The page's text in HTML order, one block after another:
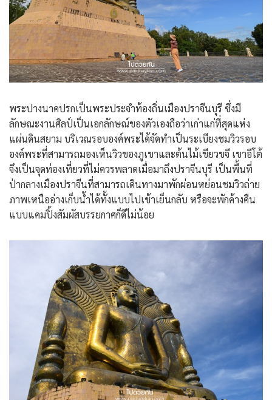
พระปางนาคปรกเป็นพระประจำท้องถิ่นเมืองปราจีนบุรี ซึ่งมี
ลักษณะงานศิลป์เป็นเอกลักษณ์ของตัวเองถือว่าเก่าแก่ที่สุดแห่ง
แผ่นดินสยาม บริเวณรอบองค์พระได้จัดทำเป็นระเบียงชมวิวรอบ
องค์พระที่สามารถมองเห็นวิวของภูเขาและต้นไม้เขียวขจี เขาอีโต้
จึงเป็นจุดท่องเที่ยวที่ไม่ควรพลาดเมื่อมาถึงปราจีนบุรี เป็นพื้นที่
ป่ากลางเมืองปราจีนที่สามารถเดินทางมาพักผ่อนหย่อนชมวิวถ่าย
ภาพเหนืออ่างเก็บน้ำได้ทั้งแบบไปเช้าเย็นกลับ หรือจะพักค้างคืน
แบบแคมปิ้งสัมผัสบรรยกาศก็ดีไม่น้อย